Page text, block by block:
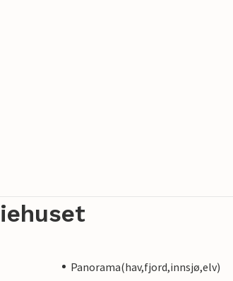
Panorama(hav,fjord,innsjø,elv)